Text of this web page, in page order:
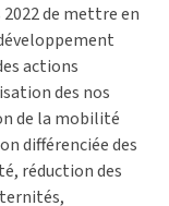
2022 de mettre en
actions
des nos
de la mobilité
différenciée des
réduction des